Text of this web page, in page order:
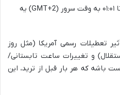
هر شب از ساعت ۲۳:۵۹ تا ۰۱:۰۱ به وقت سرور (GMT+2) یه
تعطیلات رسمی آمریکا (مثل روز
و تغییرات ساعت تابستانی/
باشه که هر بار قبل از ترید، این